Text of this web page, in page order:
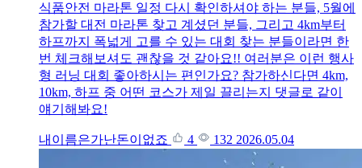
식품안전 마라톤 일정 다시 확인하셔야 하는 분들, 5월에
참가할 대전 마라톤 찾고 계셨던 분들, 그리고 4km부터
하프까지 폭넓게 고를 수 있는 대회 찾는 분들이라면 한
번 체크해보셔도 괜찮을 것 같아요!! 여러분은 이런 행사
형 러닝 대회 좋아하시는 편인가요? 참가하신다면 4km,
10km, 하프 중 어떤 코스가 제일 끌리는지 댓글로 같이
얘기해봐요!
내이름은가난돈이없죠 4 132 2026.05.04